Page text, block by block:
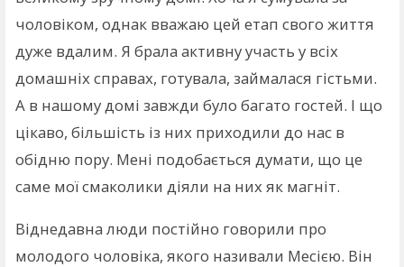
чоловіком, однак вважаю цей етап свого життя
дуже вдалим. Я брала активну участь у всіх
домашніх справах, готувала, займалася гістьми.
А в нашому домі завжди було багато гостей. І що
цікаво, більшість із них приходили до нас в
обідню пору. Мені подобається думати, що це
саме мої смаколики діяли на них як магніт.
Віднедавна люди постійно говорили про
молодого чоловіка, якого називали Месією. Він